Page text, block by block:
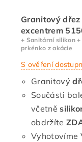
Granitový
excentrem
+ Sanitární silikon
prkénko z akácie
S ověření
Granitový
Součásti
včetně
obdržíte
Vyhotovíme